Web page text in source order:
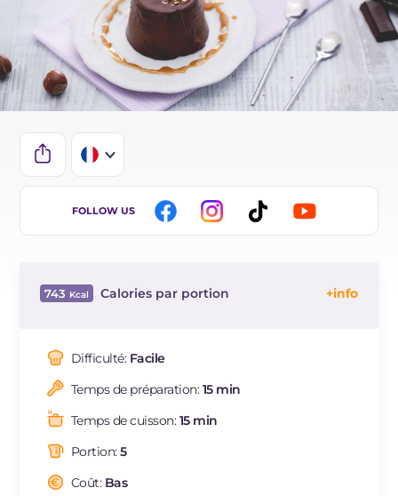
IT
ES
FOLLOW US
743 Calories par portion
Dont sucres
Protéine
Graisses
Fibre
Cholestérol
Difficulté: Facile
Temps de préparation:15 min
Temps de cuisson:15 min
Portion:5
Coût: Bas